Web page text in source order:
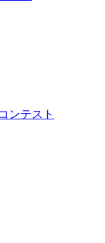
ンテスト